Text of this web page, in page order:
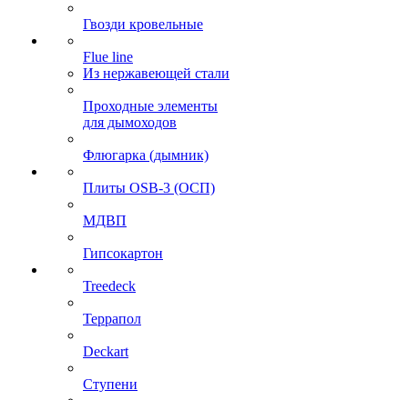
Гвозди кровельные
Flue line
Из нержавеющей стали
Проходные элементы
для дымоходов
Флюгарка (дымник)
Плиты OSB-3 (ОСП)
МДВП
Гипсокартон
Treedeck
Террапол
Deckart
Ступени